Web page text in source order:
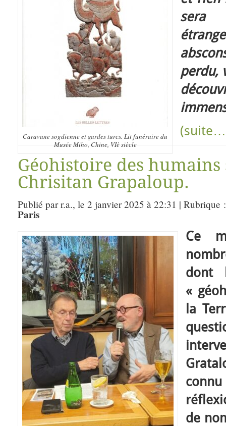
Caravane sogdienne et gardes turcs. Lit funéraire du
Musée Miho, Chine, VIè siècle
sera
perdu,
Géohistoire des
Chrisitan Grapaloup.
Publié par r.a., le 2 janvier 2025 à 22:31 | Rubrique
Paris
Ce
dont
«
la
de